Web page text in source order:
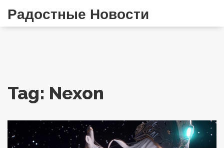
Радостные Новости
Tag: Nexon